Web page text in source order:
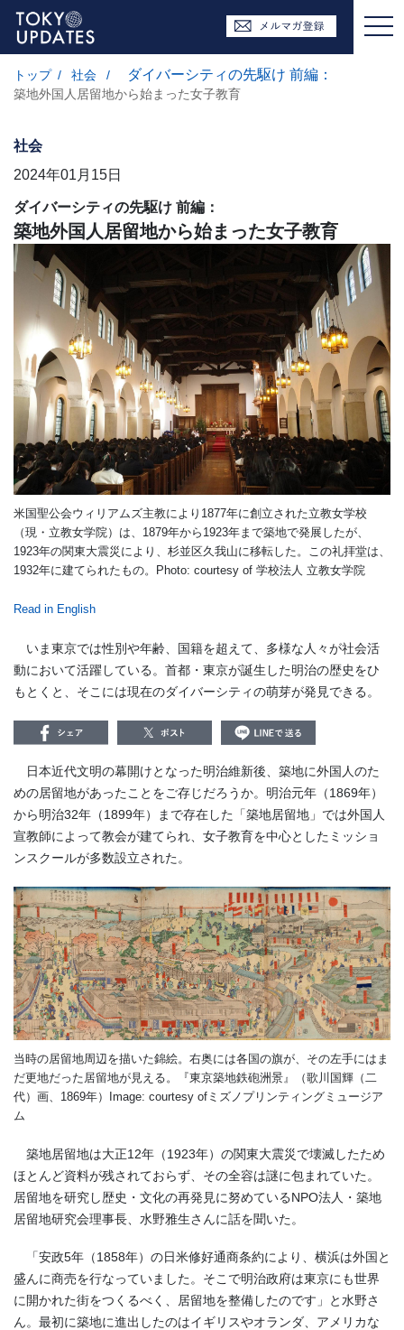
トップ / 社会 / ダイバーシティの先駆け 前編：
築地外国人居留地から始まった女子教育
社会
2024年01月15日
ダイバーシティの先駆け 前編：
築地外国人居留地から始まった女子教育
米国聖公会ウィリアムズ主教により1877年に創立された立教女学校
（現・ 立教女学院） は、1879年から1923年まで築地で発展したが、
1923年の関東大震災により、杉並区久我山に移転した。この礼拝堂は、
1932年に建てられたもの。Photo: courtesy of 学校法人 立教女学院
Read in English
いま東京では性別や年齢、国籍を超えて、多様な人々が社会活
動において活躍している。首都・東京が誕生した明治の歴史をひ
もとくと、そこには現在のダイバーシティの萌芽が発見できる。
日本近代文明の幕開けとなった明治維新後、築地に外国人のた
めの居留地があったことをご存じだろうか。明治元年（1869年）
から明治32年（1899年）まで存在した「築地居留地」では外国人
宣教師によって教会が建てられ、女子教育を中心としたミッショ
ンスクールが多数設立された。
当時の居留地周辺を描いた錦絵。右奥には各国の旗が、その左手にはま
だ更地だった居留地が見える。『東京築地鉄砲洲景』（歌川国輝（二
代）画、1869年）Image: courtesy ofミズノプリンティングミュージア
ム
築地居留地は大正12年（1923年）の関東大震災で壊滅したため
ほとんど資料が残されておらず、その全容は謎に包まれていた。
居留地を研究し歴史・文化の再発見に努めているNPO法人・築地
居留地研究会理事長、水野雅生さんに話を聞いた。
「安政5年（1858年）の日米修好通商条約により、横浜は外国と
盛んに商売を行なっていました。そこで明治政府は東京にも世界
に開かれた街をつくるべく、居留地を整備したのです」と水野さ
ん。最初に築地に進出したのはイギリスやオランダ、アメリカな